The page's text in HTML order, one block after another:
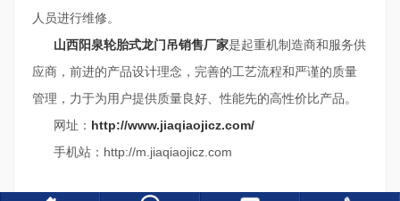
人员进行维修。
山西阳泉轮胎式龙门吊销售厂家是起重机制造商和服务供
应商，前进的产品设计理念，完善的工艺流程和严谨的质量
管理，力于为用户提供质量良好、性能先的高性价比产品。
网址： http://www.jiaqiaojicz.com/
手机站：http://m.jiaqiaojicz.com